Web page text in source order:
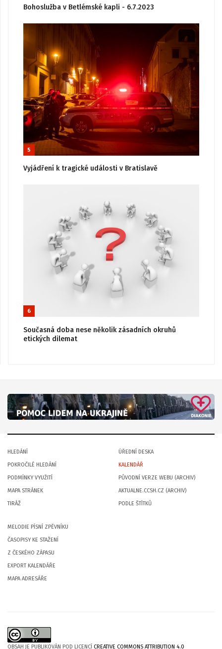
Bohoslužba v Betlémské kapli - 6.7.2023
5
Vyjádření k tragické události v Bratislavě
6
Současná doba nese několik zásadních okruhů
etických dilemat
HLEDÁNÍ
POKROČILÉ HLEDÁNÍ
PODMÍNKY VYUŽITÍ
MAPA STRÁNEK
TIRÁŽ
ÚŘEDNÍ DESKA
KALENDÁŘ
PŮVODNÍ VERZE WEBU (ARCHIV)
AKTUALNE.CCSH.CZ (ARCHIV)
PODLE ŠTÍTKŮ
MELODIE PÍSNÍ ZPĚVNÍKU
ČASOPISY KE STAŽENÍ
Z ČESKÉHO ZÁPASU
EXPORT KALENDÁŘE
MAPA ADRESÁŘE
OBSAH JE PUBLIKOVÁN POD LICENCÍ CREATIVE COMMONS ATTRIBUTION 4.0